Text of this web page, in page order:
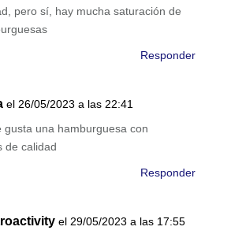
pero sí, hay mucha saturación de
Responder
el 26/05/2023 a las 22:41
gusta una hamburguesa con
de calidad
Responder
el 29/05/2023 a las 17:55